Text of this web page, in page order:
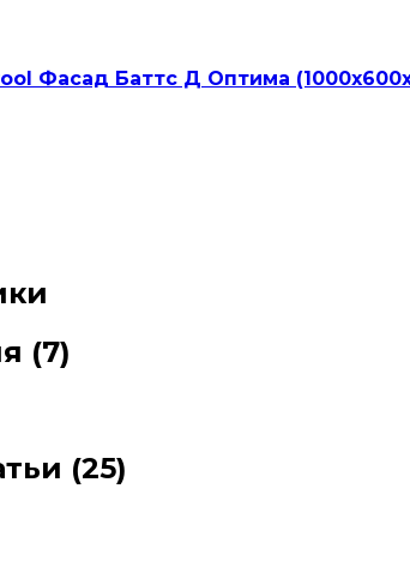
Фасад Баттс Д Оптима
(7)
(25)